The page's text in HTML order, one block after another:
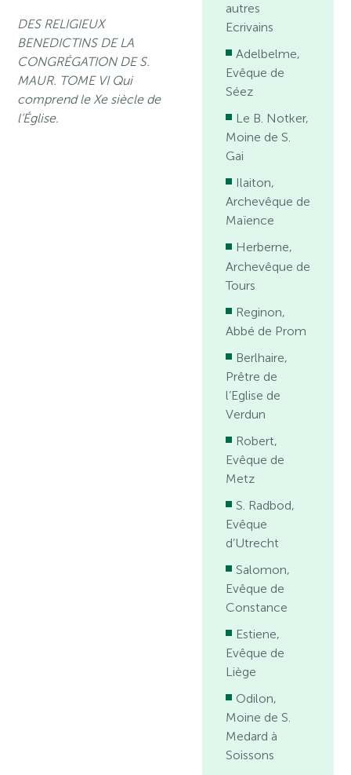
DES RELIGIEUX
BENEDICTINS DE LA
CONGRÉGATION DE S.
MAUR. TOME VI Qui
comprend le Xe siècle de
l’Église.
autres
Ecrivains
Adelbelme,
Evêque de
Séez
Le B. Notker,
Moine de S.
Gai
Ilaiton,
Archevêque de
Maïence
Herberne,
Archevêque de
Tours
Reginon,
Abbé de Prom
Berlhaire,
Prêtre de
l’Eglise de
Verdun
Robert,
Evêque de
Metz
S. Radbod,
Evêque
d’Utrecht
Salomon,
Evêque de
Constance
Estiene,
Evêque de
Liège
Odilon,
Moine de S.
Medard à
Soissons